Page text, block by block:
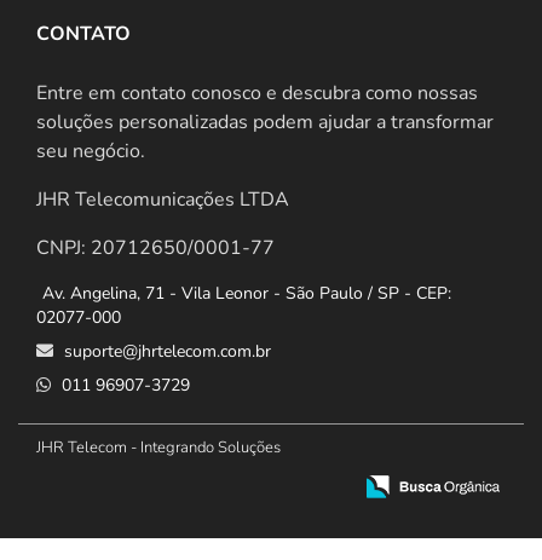
CONTATO
Entre em contato conosco e descubra como nossas
soluções personalizadas podem ajudar a transformar
seu negócio.
JHR Telecomunicações LTDA
CNPJ: 20712650/0001-77
Av. Angelina, 71 - Vila Leonor - São Paulo / SP - CEP:
02077-000
suporte@jhrtelecom.com.br
011 96907-3729
JHR Telecom - Integrando Soluções